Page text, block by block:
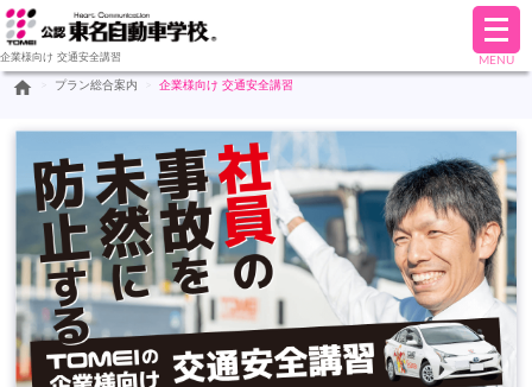
企業様向け 交通安全講習
メ
ニ
ュ
く
MENU
home プラン総合案内 企業様向け 交通安全講習